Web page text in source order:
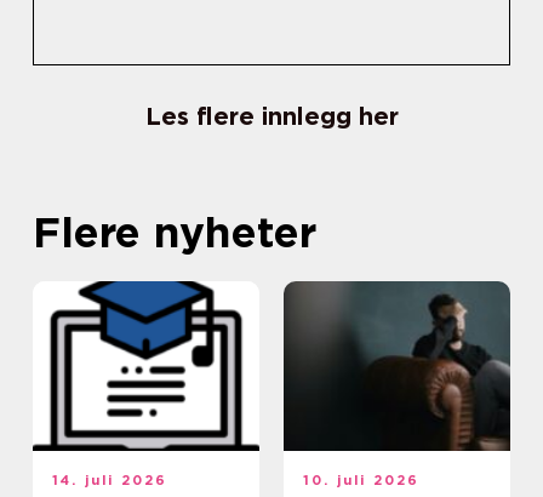
Les flere innlegg her
Flere nyheter
14. juli 2026 10. juli 2026